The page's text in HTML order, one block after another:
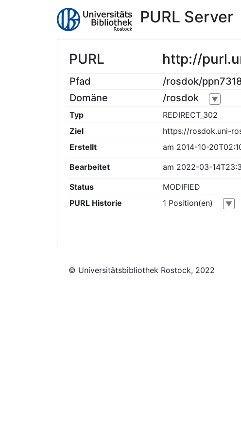
PURL Server
PURL http://
Pfad
/rosdok/
Domäne
/rosdok ▼
Typ
REDIRECT_302
Ziel
https://rosdok.uni-
Erstellt
am 2014-10-
Bearbeitet am 2022-03-
Status
MODIFIED
PURL Historie
1 Position(en) ▼
© Universitätsbibliothek Rostock, 2022